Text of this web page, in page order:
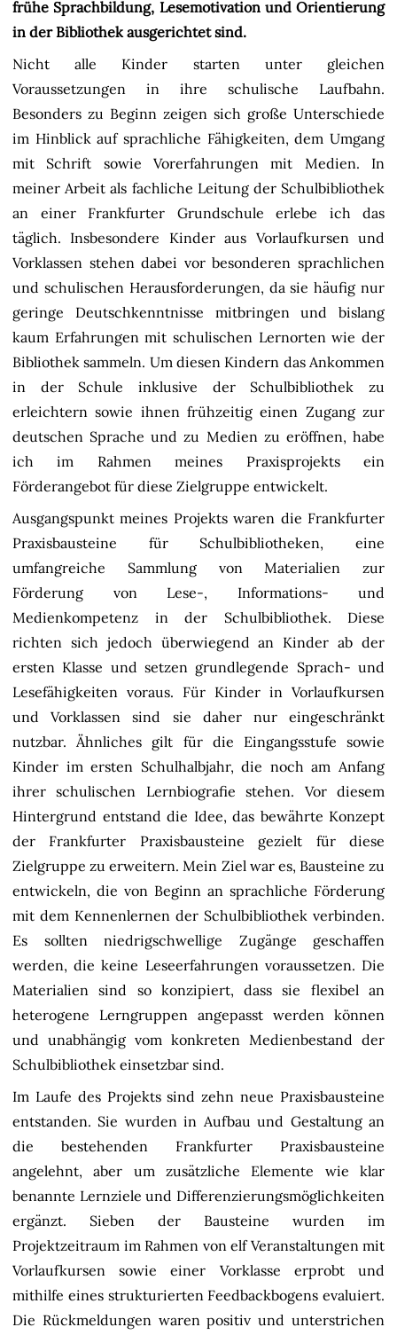
frühe Sprachbildung, Lesemotivation und Orientierung
in der Bibliothek ausgerichtet sind.
Nicht alle Kinder starten unter gleichen
Voraussetzungen in ihre schulische Laufbahn.
Besonders zu Beginn zeigen sich große Unterschiede
im Hinblick auf sprachliche Fähigkeiten, dem Umgang
mit Schrift sowie Vorerfahrungen mit Medien. In
meiner Arbeit als fachliche Leitung der Schulbibliothek
an einer Frankfurter Grundschule erlebe ich das
täglich. Insbesondere Kinder aus Vorlaufkursen und
Vorklassen stehen dabei vor besonderen sprachlichen
und schulischen Herausforderungen, da sie häufig nur
geringe Deutschkenntnisse mitbringen und bislang
kaum Erfahrungen mit schulischen Lernorten wie der
Bibliothek sammeln. Um diesen Kindern das Ankommen
in der Schule inklusive der Schulbibliothek zu
erleichtern sowie ihnen frühzeitig einen Zugang zur
deutschen Sprache und zu Medien zu eröffnen, habe
ich im Rahmen meines Praxisprojekts ein
Förderangebot für diese Zielgruppe entwickelt.
Ausgangspunkt meines Projekts waren die Frankfurter
Praxisbausteine für Schulbibliotheken, eine
umfangreiche Sammlung von Materialien zur
Förderung von Lese-, Informations- und
Medienkompetenz in der Schulbibliothek. Diese
richten sich jedoch überwiegend an Kinder ab der
ersten Klasse und setzen grundlegende Sprach- und
Lesefähigkeiten voraus. Für Kinder in Vorlaufkursen
und Vorklassen sind sie daher nur eingeschränkt
nutzbar. Ähnliches gilt für die Eingangsstufe sowie
Kinder im ersten Schulhalbjahr, die noch am Anfang
ihrer schulischen Lernbiografie stehen. Vor diesem
Hintergrund entstand die Idee, das bewährte Konzept
der Frankfurter Praxisbausteine gezielt für diese
Zielgruppe zu erweitern. Mein Ziel war es, Bausteine zu
entwickeln, die von Beginn an sprachliche Förderung
mit dem Kennenlernen der Schulbibliothek verbinden.
Es sollten niedrigschwellige Zugänge geschaffen
werden, die keine Leseerfahrungen voraussetzen. Die
Materialien sind so konzipiert, dass sie flexibel an
heterogene Lerngruppen angepasst werden können
und unabhängig vom konkreten Medienbestand der
Schulbibliothek einsetzbar sind.
Im Laufe des Projekts sind zehn neue Praxisbausteine
entstanden. Sie wurden in Aufbau und Gestaltung an
die bestehenden Frankfurter Praxisbausteine
angelehnt, aber um zusätzliche Elemente wie klar
benannte Lernziele und Differenzierungsmöglichkeiten
ergänzt. Sieben der Bausteine wurden im
Projektzeitraum im Rahmen von elf Veranstaltungen mit
Vorlaufkursen sowie einer Vorklasse erprobt und
mithilfe eines strukturierten Feedbackbogens evaluiert.
Die Rückmeldungen waren positiv und unterstrichen